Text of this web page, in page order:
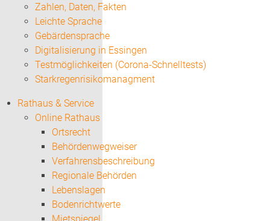
Zahlen, Daten, Fakten
Leichte Sprache
Gebärdensprache
Digitalisierung in Essingen
Testmöglichkeiten (Corona-Schnelltests)
Starkregenrisikomanagment
Rathaus & Service
Online Rathaus
Ortsrecht
Behördenwegweiser
Verfahrensbeschreibung
Regionale Behörden
Lebenslagen
Bodenrichtwerte